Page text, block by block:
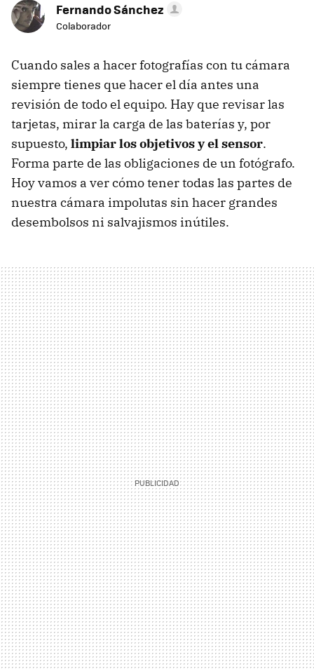
Fernando Sánchez
Colaborador
Cuando sales a hacer fotografías con tu cámara
siempre tienes que hacer el día antes una
revisión de todo el equipo. Hay que revisar las
tarjetas, mirar la carga de las baterías y, por
supuesto, limpiar los objetivos y el sensor.
Forma parte de las obligaciones de un fotógrafo.
Hoy vamos a ver cómo tener todas las partes de
nuestra cámara impolutas sin hacer grandes
desembolsos ni salvajismos inútiles.